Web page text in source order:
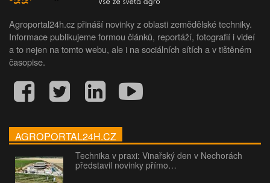
Agroportal24h.cz přináší novinky z oblasti zemědělské techniky.
Informace publikujeme formou článků, reportáží, fotografií i videí
a to nejen na tomto webu, ale i na sociálních sítích a v tištěném
časopise.
AGROPORTAL24H.CZ
Technika v praxi: Vinařský den v Nechorách
představil novinky přímo…